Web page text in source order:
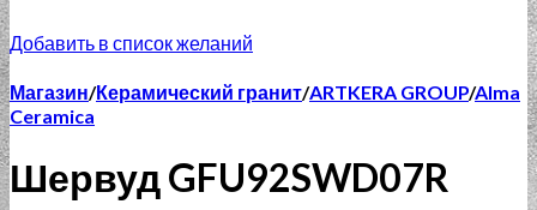
Добавить в список желаний
Магазин/Керамический гранит/ARTKERA GROUP/Alma
Ceramica
Шервуд GFU92SWD07R